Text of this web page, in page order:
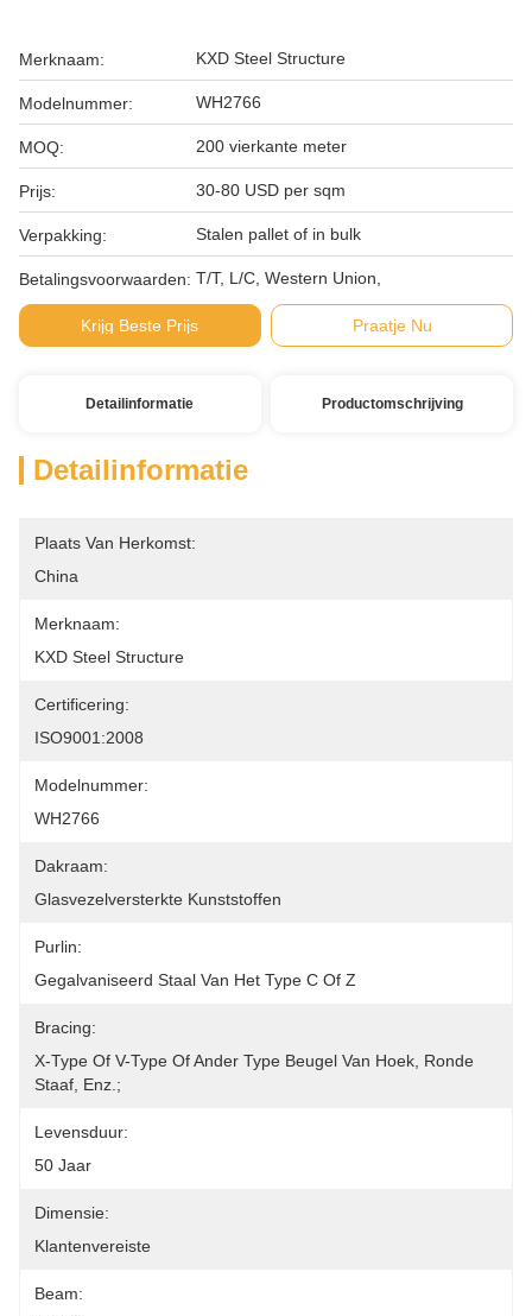
Merknaam: KXD Steel Structure
Modelnummer: WH2766
MOQ: 200 vierkante meter
Prijs: 30-80 USD per sqm
Verpakking: Stalen pallet of in bulk
Betalingsvoorwaarden: T/T, L/C, Western Union,
Krijg Beste Prijs Praatje Nu
Detailinformatie Productomschrijving
Detailinformatie
Plaats Van Herkomst:
China
Merknaam:
KXD Steel Structure
Certificering:
ISO9001:2008
Modelnummer:
WH2766
Dakraam:
Glasvezelversterkte Kunststoffen
Purlin:
Gegalvaniseerd Staal Van Het Type C Of Z
Bracing:
X-Type Of V-Type Of Ander Type Beugel Van Hoek, Ronde
Staaf, Enz.;
Levensduur:
50 Jaar
Dimensie:
Klantenvereiste
Beam: